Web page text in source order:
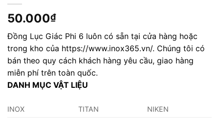
50.000₫
Đồng Lục Giác Phi 6 luôn có sẵn tại cửa hàng hoặc
trong kho của https://www.inox365.vn/. Chúng tôi có
bán theo quy cách khách hàng yêu cầu, giao hàng
miễn phí trên toàn quốc.
DANH MỤC VẬT LIỆU
INOX TITAN
NIKEN